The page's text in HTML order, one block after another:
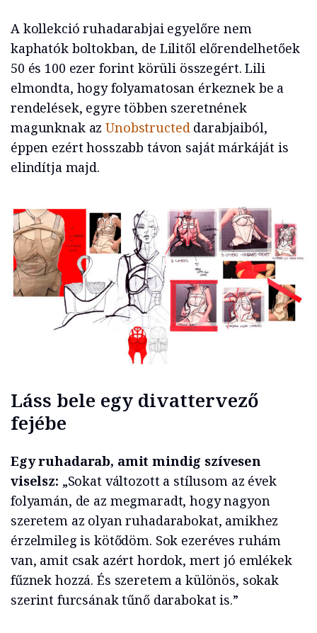
A kollekció ruhadarabjai egyelőre nem
kaphatók boltokban, de Lilitől előrendelhetőek
50 és 100 ezer forint körüli összegért. Lili
elmondta, hogy folyamatosan érkeznek be a
rendelések, egyre többen szeretnének
magunknak azUnobstructeddarabjaiból,
éppen ezért hosszabb távon saját márkáját is
elindítja majd.
Láss bele egy divattervező
fejébe
Egy ruhadarab, amit mindig szívesen
viselsz: „Sokat változott a stílusom az évek
folyamán, de az megmaradt, hogy nagyon
szeretem az olyan ruhadarabokat, amikhez
érzelmileg is kötődöm. Sok ezeréves ruhám
van, amit csak azért hordok, mert jó emlékek
fűznek hozzá. És szeretem a különös, sokak
szerint furcsának tűnő darabokat is.”